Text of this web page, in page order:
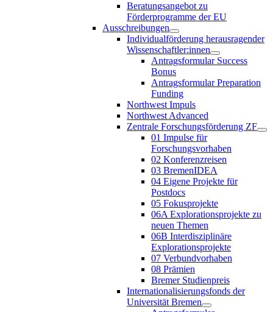
Beratungsangebot zu
Förderprogramme der EU
Ausschreibungen
Individualförderung herausragender
Wissenschaftler:innen
Antragsformular Success
Bonus
Antragsformular Preparation
Funding
Northwest Impuls
Northwest Advanced
Zentrale Forschungsförderung ZF
01 Impulse für
Forschungsvorhaben
02 Konferenzreisen
03 BremenIDEA
04 Eigene Projekte für
Postdocs
05 Fokusprojekte
06A Explorationsprojekte zu
neuen Themen
06B Interdisziplinäre
Explorationsprojekte
07 Verbundvorhaben
08 Prämien
Bremer Studienpreis
Internationalisierungsfonds der
Universität Bremen